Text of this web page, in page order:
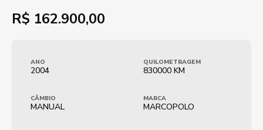
R$ 162.900,00
ANO
2004
QUILOMETRAGEM
830000 KM
CÂMBIO
MANUAL
MARCA
MARCOPOLO